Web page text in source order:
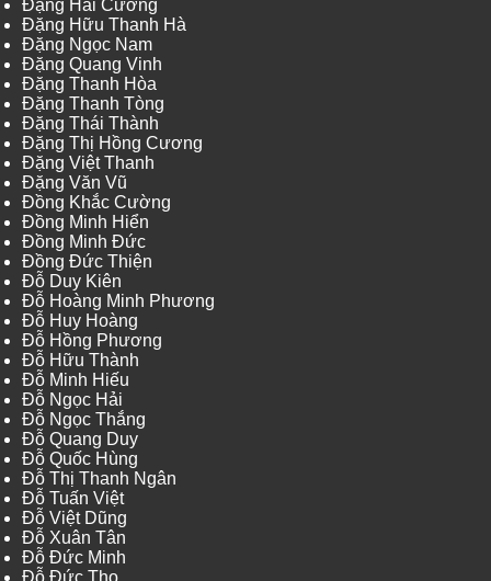
Đặng Hải Cường
Đặng Hữu Thanh Hà
Đặng Ngọc Nam
Đặng Quang Vinh
Đặng Thanh Hòa
Đặng Thanh Tòng
Đặng Thái Thành
Đặng Thị Hồng Cương
Đặng Việt Thanh
Đặng Văn Vũ
Đồng Khắc Cường
Đồng Minh Hiển
Đồng Minh Đức
Đồng Đức Thiện
Đỗ Duy Kiên
Đỗ Hoàng Minh Phương
Đỗ Huy Hoàng
Đỗ Hồng Phương
Đỗ Hữu Thành
Đỗ Minh Hiếu
Đỗ Ngọc Hải
Đỗ Ngọc Thắng
Đỗ Quang Duy
Đỗ Quốc Hùng
Đỗ Thị Thanh Ngân
Đỗ Tuấn Việt
Đỗ Việt Dũng
Đỗ Xuân Tân
Đỗ Đức Minh